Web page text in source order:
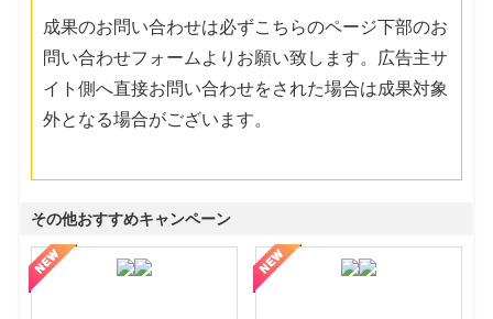
成果のお問い合わせは必ずこちらのページ下部のお
問い合わせフォームよりお願い致します。広告主サ
イト側へ直接お問い合わせをされた場合は成果対象
外となる場合がございます。
その他おすすめキャンペーン